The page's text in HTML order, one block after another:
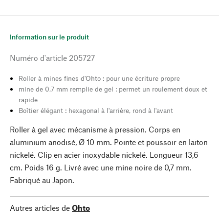
Information sur le produit
Numéro d'article 205727
Roller à mines fines d'Ohto : pour une écriture propre
mine de 0,7 mm remplie de gel : permet un roulement doux et
rapide
Boîtier élégant : hexagonal à l'arrière, rond à l'avant
Roller à gel avec mécanisme à pression. Corps en
aluminium anodisé, Ø 10 mm. Pointe et poussoir en laiton
nickelé. Clip en acier inoxydable nickelé. Longueur 13,6
cm. Poids 16 g. Livré avec une mine noire de 0,7 mm.
Fabriqué au Japon.
Autres articles de Ohto